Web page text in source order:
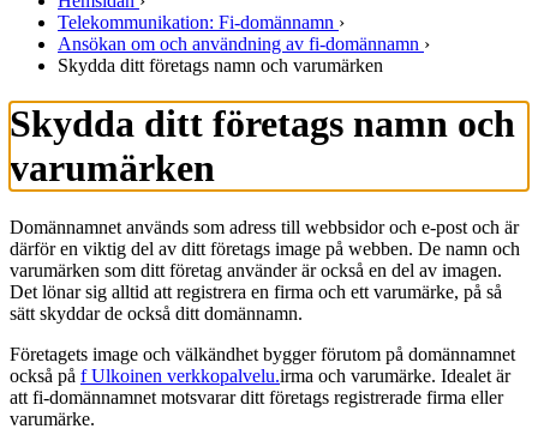
Telekommunikation: Fi-domännamn ›
Ansökan om och användning av fi-domännamn ›
Skydda ditt företags namn och varumärken
Skydda ditt företags namn och
varumärken
Domännamnet används som adress till webbsidor och e-post och är
därför en viktig del av ditt företags image på webben. De namn och
varumärken som ditt företag använder är också en del av imagen.
Det lönar sig alltid att registrera en firma och ett varumärke, på så
sätt skyddar de också ditt domännamn.
Företagets image och välkändhet bygger förutom på domännamnet
också på f Ulkoinen verkkopalvelu.irma och varumärke. Idealet är
att fi-domännamnet motsvarar ditt företags registrerade firma eller
varumärke.